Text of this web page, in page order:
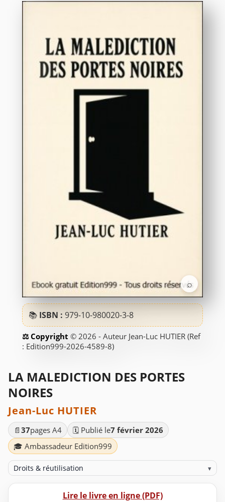
⌕
📚 ISBN : 979-10-980020-3-8
© 2026 - Auteur Jean-Luc HUTIER (Ref
: Edition999-2026-4589-8)
LA MALEDICTION DES PORTES
NOIRES
Jean-Luc HUTIER
📄 37pages A4 🗓️ Publié le7 février 2026
🎓 Ambassadeur Edition999
Droits & réutilisation ▾
Lire le livre en ligne (PDF)